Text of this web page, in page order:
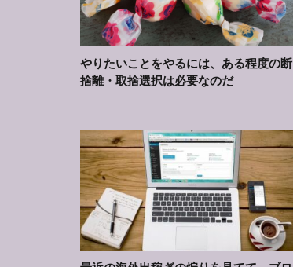
やりたいことをやるには、ある程度の断
捨離・取捨選択は必要なのだ